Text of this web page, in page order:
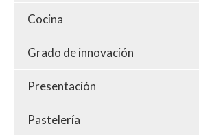
Cocina
Grado de innovación
Presentación
Pastelería